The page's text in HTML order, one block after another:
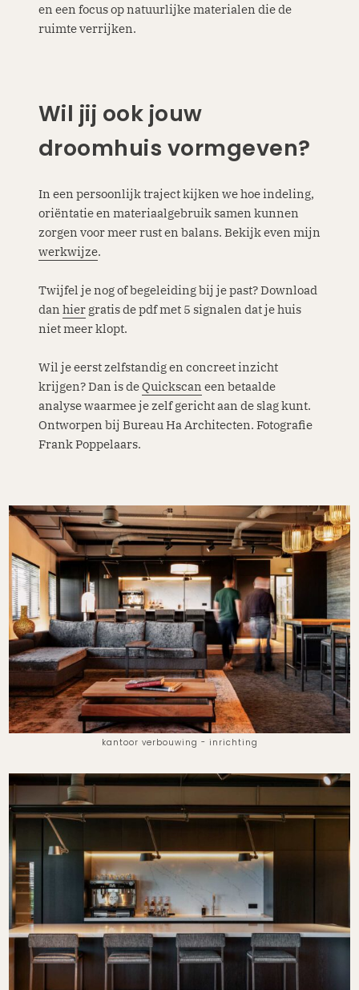
en een focus op natuurlijke materialen die de
ruimte verrijken.
Wil jij ook jouw
droomhuis vormgeven?
In een persoonlijk traject kijken we hoe indeling,
oriëntatie en materiaalgebruik samen kunnen
zorgen voor meer rust en balans. Bekijk even mijn
werkwijze.
Twijfel je nog of begeleiding bij je past? Download
dan hiergratis de pdf met 5 signalen dat je huis
niet meer klopt.
Wil je eerst zelfstandig en concreet inzicht
krijgen? Dan is deQuickscan een betaalde
analyse waarmee je zelf gericht aan de slag kunt.
Ontworpen bij Bureau Ha Architecten. Fotografie
Frank Poppelaars.
kantoor verbouwing - inrichting